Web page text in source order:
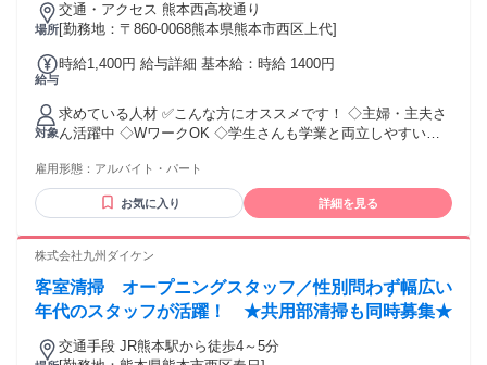
場所
交通・アクセス 熊本西高校通り
[勤務地：〒860-0068熊本県熊本市西区上代]
給与
時給1,400円 給与詳細 基本給：時給 1400円
対象
求めている人材 ✅こんな方にオススメです！ ◇主婦・主夫さ
ん活躍中 ◇WワークOK ◇学生さんも学業と両立しやすい環
は長く活躍していますよ♪ 20代の方は自営業のお仕事と両立
しながら週1、2日勤務していますよ♪
雇用形態： アルバイト・パート
お気に入り 詳細を見る
株式会社九州ダイケン
客室清掃 オープニングスタッフ／性別問わず幅広い
年代のスタッフが活躍！ ★共用部清掃も同時募集★
交通手段 JR熊本駅から徒歩4～5分